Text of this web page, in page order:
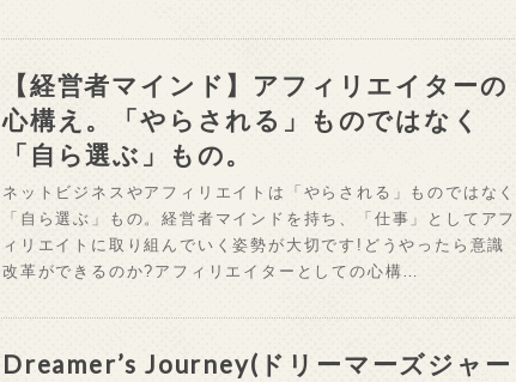
【経営者マインド】アフィリエイターの
心構え。「やらされる」ものではなく
「自ら選ぶ」もの。
ネットビジネスやアフィリエイトは「やらされる」ものではなく
「自ら選ぶ」もの。経営者マインドを持ち、「仕事」としてアフ
ィリエイトに取り組んでいく姿勢が大切です!どうやったら意識
改革ができるのか?アフィリエイターとしての心構…
Dreamer’s Journey(ドリーマーズジャー